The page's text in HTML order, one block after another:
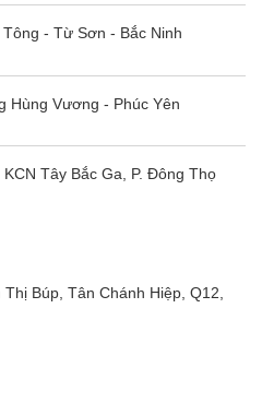
- Từ Sơn - Bắc Ninh
Hùng Vương - Phúc Yên
KCN Tây Bắc Ga, P. Đông Thọ
Thị Búp, Tân Chánh Hiệp, Q12,